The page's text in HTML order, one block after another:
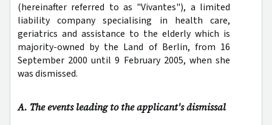
(hereinafter referred to as "Vivantes"), a limited
liability company specialising in health care,
geriatrics and assistance to the elderly which is
majority-owned by the Land of Berlin, from 16
September 2000 until 9 February 2005, when she
was dismissed.
A. The events leading to the applicant's dismissal